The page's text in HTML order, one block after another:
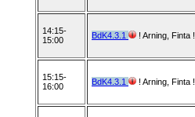
14:15-
15:00
BdK4.3.1 ! Arning, Finta !
15:15-
16:00
BdK4.3.1 ! Arning, Finta !